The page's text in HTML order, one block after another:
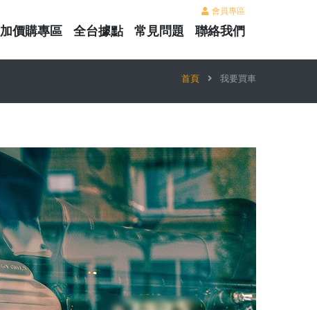
會員專區
加價購專區 全台據點 常見問題 聯絡我們
首頁 我要買車